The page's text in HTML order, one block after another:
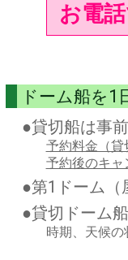
お電
ドーム船を
●貸切船は事
予約料金（貸
予約後のキ
●第1ドーム（
●貸切ドーム
時期、天候